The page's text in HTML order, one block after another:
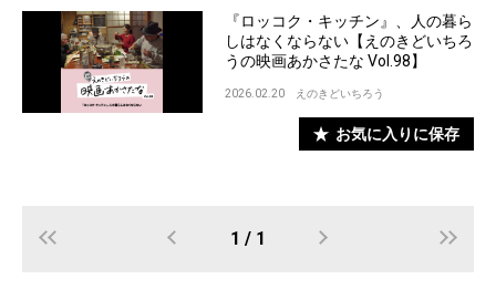
『ロッコク・キッチン』、人の暮ら
しはなくならない【えのきどいちろ
うの映画あかさたな Vol.98】
2026.02.20 えのきどいちろう
お気に入りに保存
1 / 1